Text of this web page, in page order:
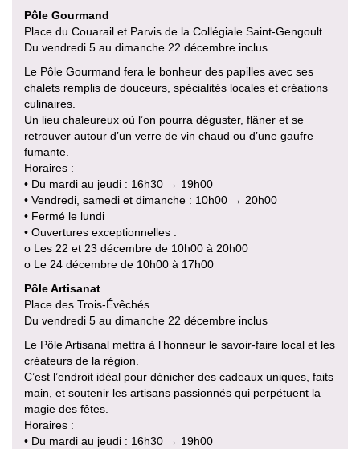
Pôle Gourmand
Place du Couarail et Parvis de la Collégiale Saint-Gengoult
Du vendredi 5 au dimanche 22 décembre inclus
Le Pôle Gourmand fera le bonheur des papilles avec ses
chalets remplis de douceurs, spécialités locales et créations
culinaires.
Un lieu chaleureux où l’on pourra déguster, flâner et se
retrouver autour d’un verre de vin chaud ou d’une gaufre
fumante.
Horaires :
• Du mardi au jeudi : 16h30 → 19h00
• Vendredi, samedi et dimanche : 10h00 → 20h00
• Fermé le lundi
• Ouvertures exceptionnelles :
o Les 22 et 23 décembre de 10h00 à 20h00
o Le 24 décembre de 10h00 à 17h00
Pôle Artisanat
Place des Trois-Évêchés
Du vendredi 5 au dimanche 22 décembre inclus
Le Pôle Artisanal mettra à l’honneur le savoir-faire local et les
créateurs de la région.
C’est l’endroit idéal pour dénicher des cadeaux uniques, faits
main, et soutenir les artisans passionnés qui perpétuent la
magie des fêtes.
Horaires :
• Du mardi au jeudi : 16h30 → 19h00